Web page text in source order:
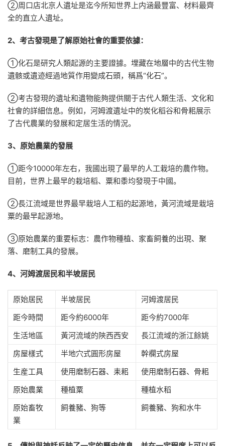
②周口店北京人遺址是迄今所知世界上内涵最豐富、材料最齊
全的直立人遺址。
2、考古發現是了解原始社會的重要依據：
①‌化石是研究人類起源的主要證據。埋藏在地層中的古代生物
遺骸或遺迹經過地質作用變成石頭，稱爲“化石”。‌
②考古發現的遺址和遺物能夠提供關于古代人類生活、文化和
社會的詳細信息。例如，河姆渡遺址中的炭化稻谷和骨耜展示
了古代農業的發展和定居生活的情況‌。‌
3、原始農業的發展
①距今10000年左右，我國出現了最早的人工栽培的農作物。
目前，世界上最早的栽培稻、粟和黍均發現于中國。
②長江流域是世界最早栽培人工稻的起源地，黃河流域是栽培
粟的最早起源地。
③原始農業的重要标志：農作物種植、家畜飼養的出現、聚
落、磨制工具的發展。
4、河姆渡居民和半坡居民
原始居民 半坡居民
河姆渡居民
距今時間
距今約6000年
距今約7000年
生活地區
黃河流域的陝西西安
長江流域的浙江餘姚
房屋樣式
半地穴式圓形房屋
幹欄式房屋
生産工具
使用磨制石器、耒耜
使用磨制石器、骨耜
原始農業
種植粟
種植水稻
原始畜牧
業
飼養豬、狗等 飼養豬、狗和水牛